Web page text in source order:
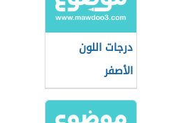
درجات اللون
الأصفر